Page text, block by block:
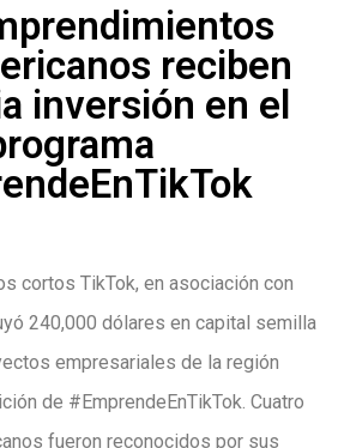
reciben
inversión en el
cortos TikTok, en asociación con
240,000 dólares en capital semilla
empresariales de la región
de #EmprendeEnTikTok. Cuatro
fueron reconocidos por sus